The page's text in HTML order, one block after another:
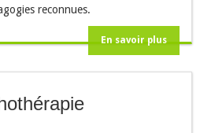
reconnues.
En savoir plus